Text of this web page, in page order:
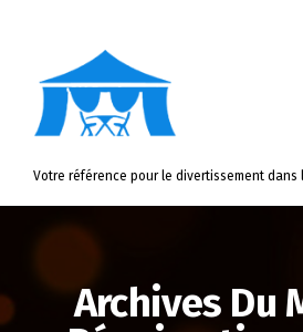
Votre référence pour le divertissement dans
Archives Du